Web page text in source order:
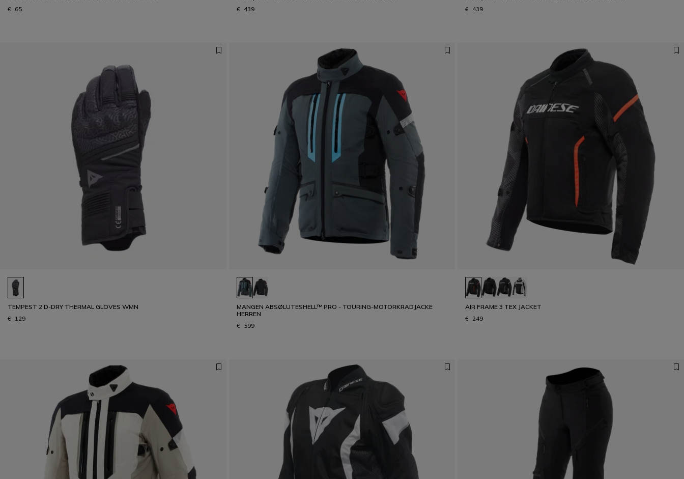
€ 65
€ 439
€ 439
TEMPEST 2 D-DRY THERMAL GLOVES WMN
€ 129
MANGEN ABSØLUTESHELL™ PRO - TOURING-MOTORKRADJACKE
HERREN
€ 599
AIR FRAME 3 TEX JACKET
€ 249